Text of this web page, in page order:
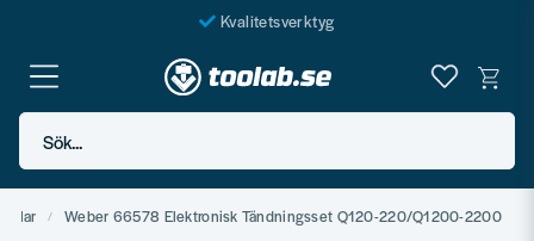
Kvalitetsverktyg
Fraktfritt över 999 SEK*
En järnhandel för alla
Sök...
Weber 66578 Elektronisk Tändningsset Q120-220/Q1200-2200